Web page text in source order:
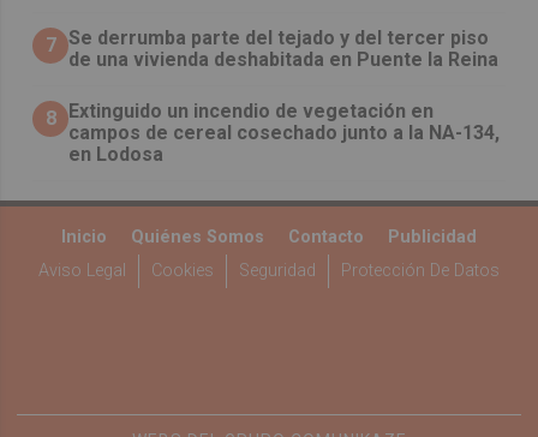
7 Se derrumba parte del tejado y del tercer piso
de una vivienda deshabitada en Puente la Reina
8
Extinguido un incendio de vegetación en
campos de cereal cosechado junto a la NA-134,
en Lodosa
Inicio Quiénes Somos Contacto
Publicidad
Aviso Legal
Cookies Seguridad Protección De Datos